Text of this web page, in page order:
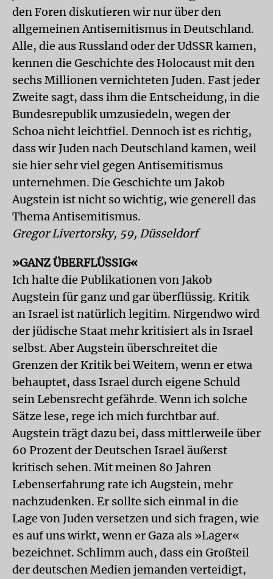
den Foren diskutieren wir nur über den
allgemeinen Antisemitismus in Deutschland.
Alle, die aus Russland oder der UdSSR kamen,
kennen die Geschichte des Holocaust mit den
sechs Millionen vernichteten Juden. Fast jeder
Zweite sagt, dass ihm die Entscheidung, in die
Bundesrepublik umzusiedeln, wegen der
Schoa nicht leichtfiel. Dennoch ist es richtig,
dass wir Juden nach Deutschland kamen, weil
sie hier sehr viel gegen Antisemitismus
unternehmen. Die Geschichte um Jakob
Augstein ist nicht so wichtig, wie generell das
Thema Antisemitismus.
Gregor Livertorsky, 59, Düsseldorf
»GANZ ÜBERFLÜSSIG«
Ich halte die Publikationen von Jakob
Augstein für ganz und gar überflüssig. Kritik
an Israel ist natürlich legitim. Nirgendwo wird
der jüdische Staat mehr kritisiert als in Israel
selbst. Aber Augstein überschreitet die
Grenzen der Kritik bei Weitem, wenn er etwa
behauptet, dass Israel durch eigene Schuld
sein Lebensrecht gefährde. Wenn ich solche
Sätze lese, rege ich mich furchtbar auf.
Augstein trägt dazu bei, dass mittlerweile über
60 Prozent der Deutschen Israel äußerst
kritisch sehen. Mit meinen 80 Jahren
Lebenserfahrung rate ich Augstein, mehr
nachzudenken. Er sollte sich einmal in die
Lage von Juden versetzen und sich fragen, wie
es auf uns wirkt, wenn er Gaza als »Lager«
bezeichnet. Schlimm auch, dass ein Großteil
der deutschen Medien jemanden verteidigt,